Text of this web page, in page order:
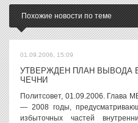
Похожие новости по теме
01.09.2006, 15:09
УТВЕРЖДЕН ПЛАН ВЫВОДА
ЧЕЧНИ
Политсовет, 01.09.2006. Глава
— 2008 годы,
избыточных частей